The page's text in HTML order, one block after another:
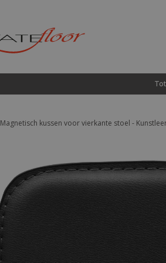
Magnetisch kussen voor vierkante stoel -